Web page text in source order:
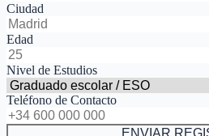
Ciudad
Edad
Nivel de Estudios
Teléfono de Contacto
ENVIAR